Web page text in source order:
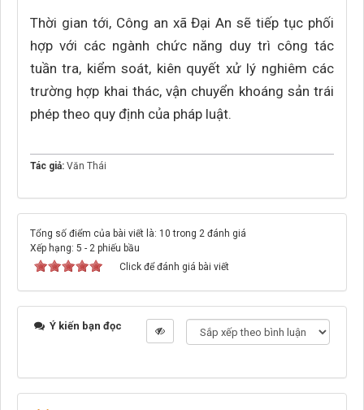
Thời gian tới, Công an xã Đại An sẽ tiếp tục phối
hợp với các ngành chức năng duy trì công tác
tuần tra, kiểm soát, kiên quyết xử lý nghiêm các
trường hợp khai thác, vận chuyển khoáng sản trái
phép theo quy định của pháp luật.
Tác giả: Văn Thái
Tổng số điểm của bài viết là: 10 trong 2 đánh giá
Xếp hạng: 5 - 2 phiếu bầu
Click để đánh giá bài viết
Ý kiến bạn đọc